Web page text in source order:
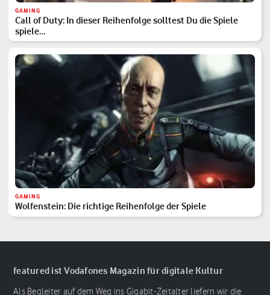
GAMING
Call of Duty: In dieser Reihenfolge solltest Du die Spiele
spiele…
GAMING
Wolfenstein: Die richtige Reihenfolge der Spiele
featured ist Vodafones Magazin für digitale Kultur
Als Begleiter auf dem Weg ins Gigabit-Zeitalter liefern wir die